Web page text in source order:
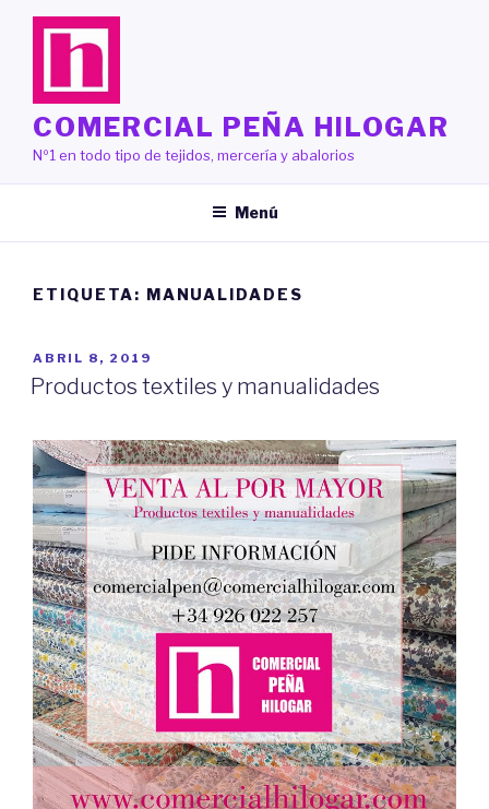
Saltar
COMERCIAL PEÑA HILOGAR
Nº1 en todo tipo de tejidos, mercería y abalorios
Menú
ETIQUETA: MANUALIDADES
PUBLICADO
EL
ABRIL 8, 2019
Productos textiles y manualidades